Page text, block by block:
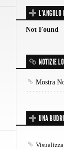
L'ANGOLO
Not Found
NOTIZIE
Mostra
UNA